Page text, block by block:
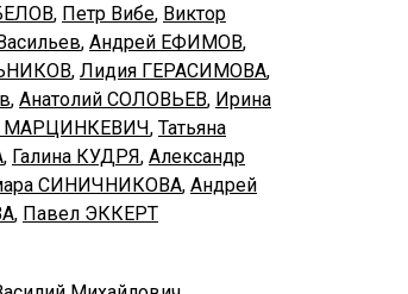
, Петр Вибе, Виктор
, Андрей ЕФИМОВ,
, Лидия ГЕРАСИМОВА,
, Анатолий СОЛОВЬЕВ, Ирина
МАРЦИНКЕВИЧ, Татьяна
, Галина КУДРЯ, Александр
СИНИЧНИКОВА, Андрей
, Павел ЭККЕРТ